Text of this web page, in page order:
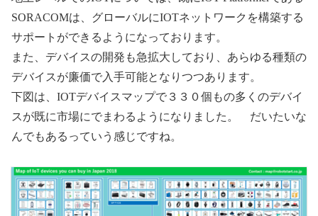
SORACOMは、グローバルにIOTネットワークを構築する
サポートができるようになっております。
また、デバイスの開発も急拡大しており、あらゆる種類の
デバイスが廉価で入手可能となりつつあります。
下図は、IOTデバイスマップで３３０個もの多くのデバイ
スが既に市場にでまわるようになりました。 だいたいな
んでもあるっていう感じですね。